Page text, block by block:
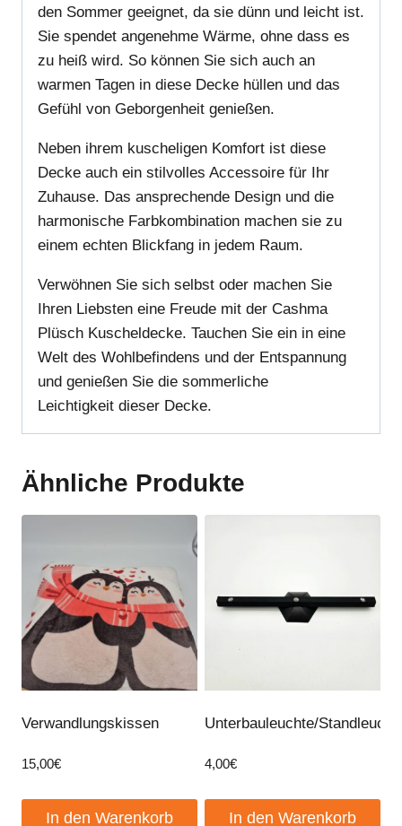
den Sommer geeignet, da sie dünn und leicht ist.
Sie spendet angenehme Wärme, ohne dass es
zu heiß wird. So können Sie sich auch an
warmen Tagen in diese Decke hüllen und das
Gefühl von Geborgenheit genießen.
Neben ihrem kuscheligen Komfort ist diese
Decke auch ein stilvolles Accessoire für Ihr
Zuhause. Das ansprechende Design und die
harmonische Farbkombination machen sie zu
einem echten Blickfang in jedem Raum.
Verwöhnen Sie sich selbst oder machen Sie
Ihren Liebsten eine Freude mit der Cashma
Plüsch Kuscheldecke. Tauchen Sie ein in eine
Welt des Wohlbefindens und der Entspannung
und genießen Sie die sommerliche
Leichtigkeit dieser Decke.
Ähnliche Produkte
Verwandlungskissen
15,00€
In den Warenkorb
Unterbauleuchte/
4,00€
In den Warenkorb